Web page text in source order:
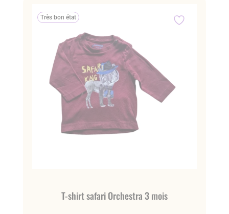
Très bon état
T-shirt safari Orchestra 3 mois